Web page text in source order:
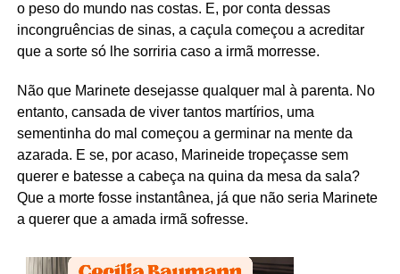
o peso do mundo nas costas. E, por conta dessas
incongruências de sinas, a caçula começou a acreditar
que a sorte só lhe sorriria caso a irmã morresse.
Não que Marinete desejasse qualquer mal à parenta. No
entanto, cansada de viver tantos martírios, uma
sementinha do mal começou a germinar na mente da
azarada. E se, por acaso, Marineide tropeçasse sem
querer e batesse a cabeça na quina da mesa da sala?
Que a morte fosse instantânea, já que não seria Marinete
a querer que a amada irmã sofresse.